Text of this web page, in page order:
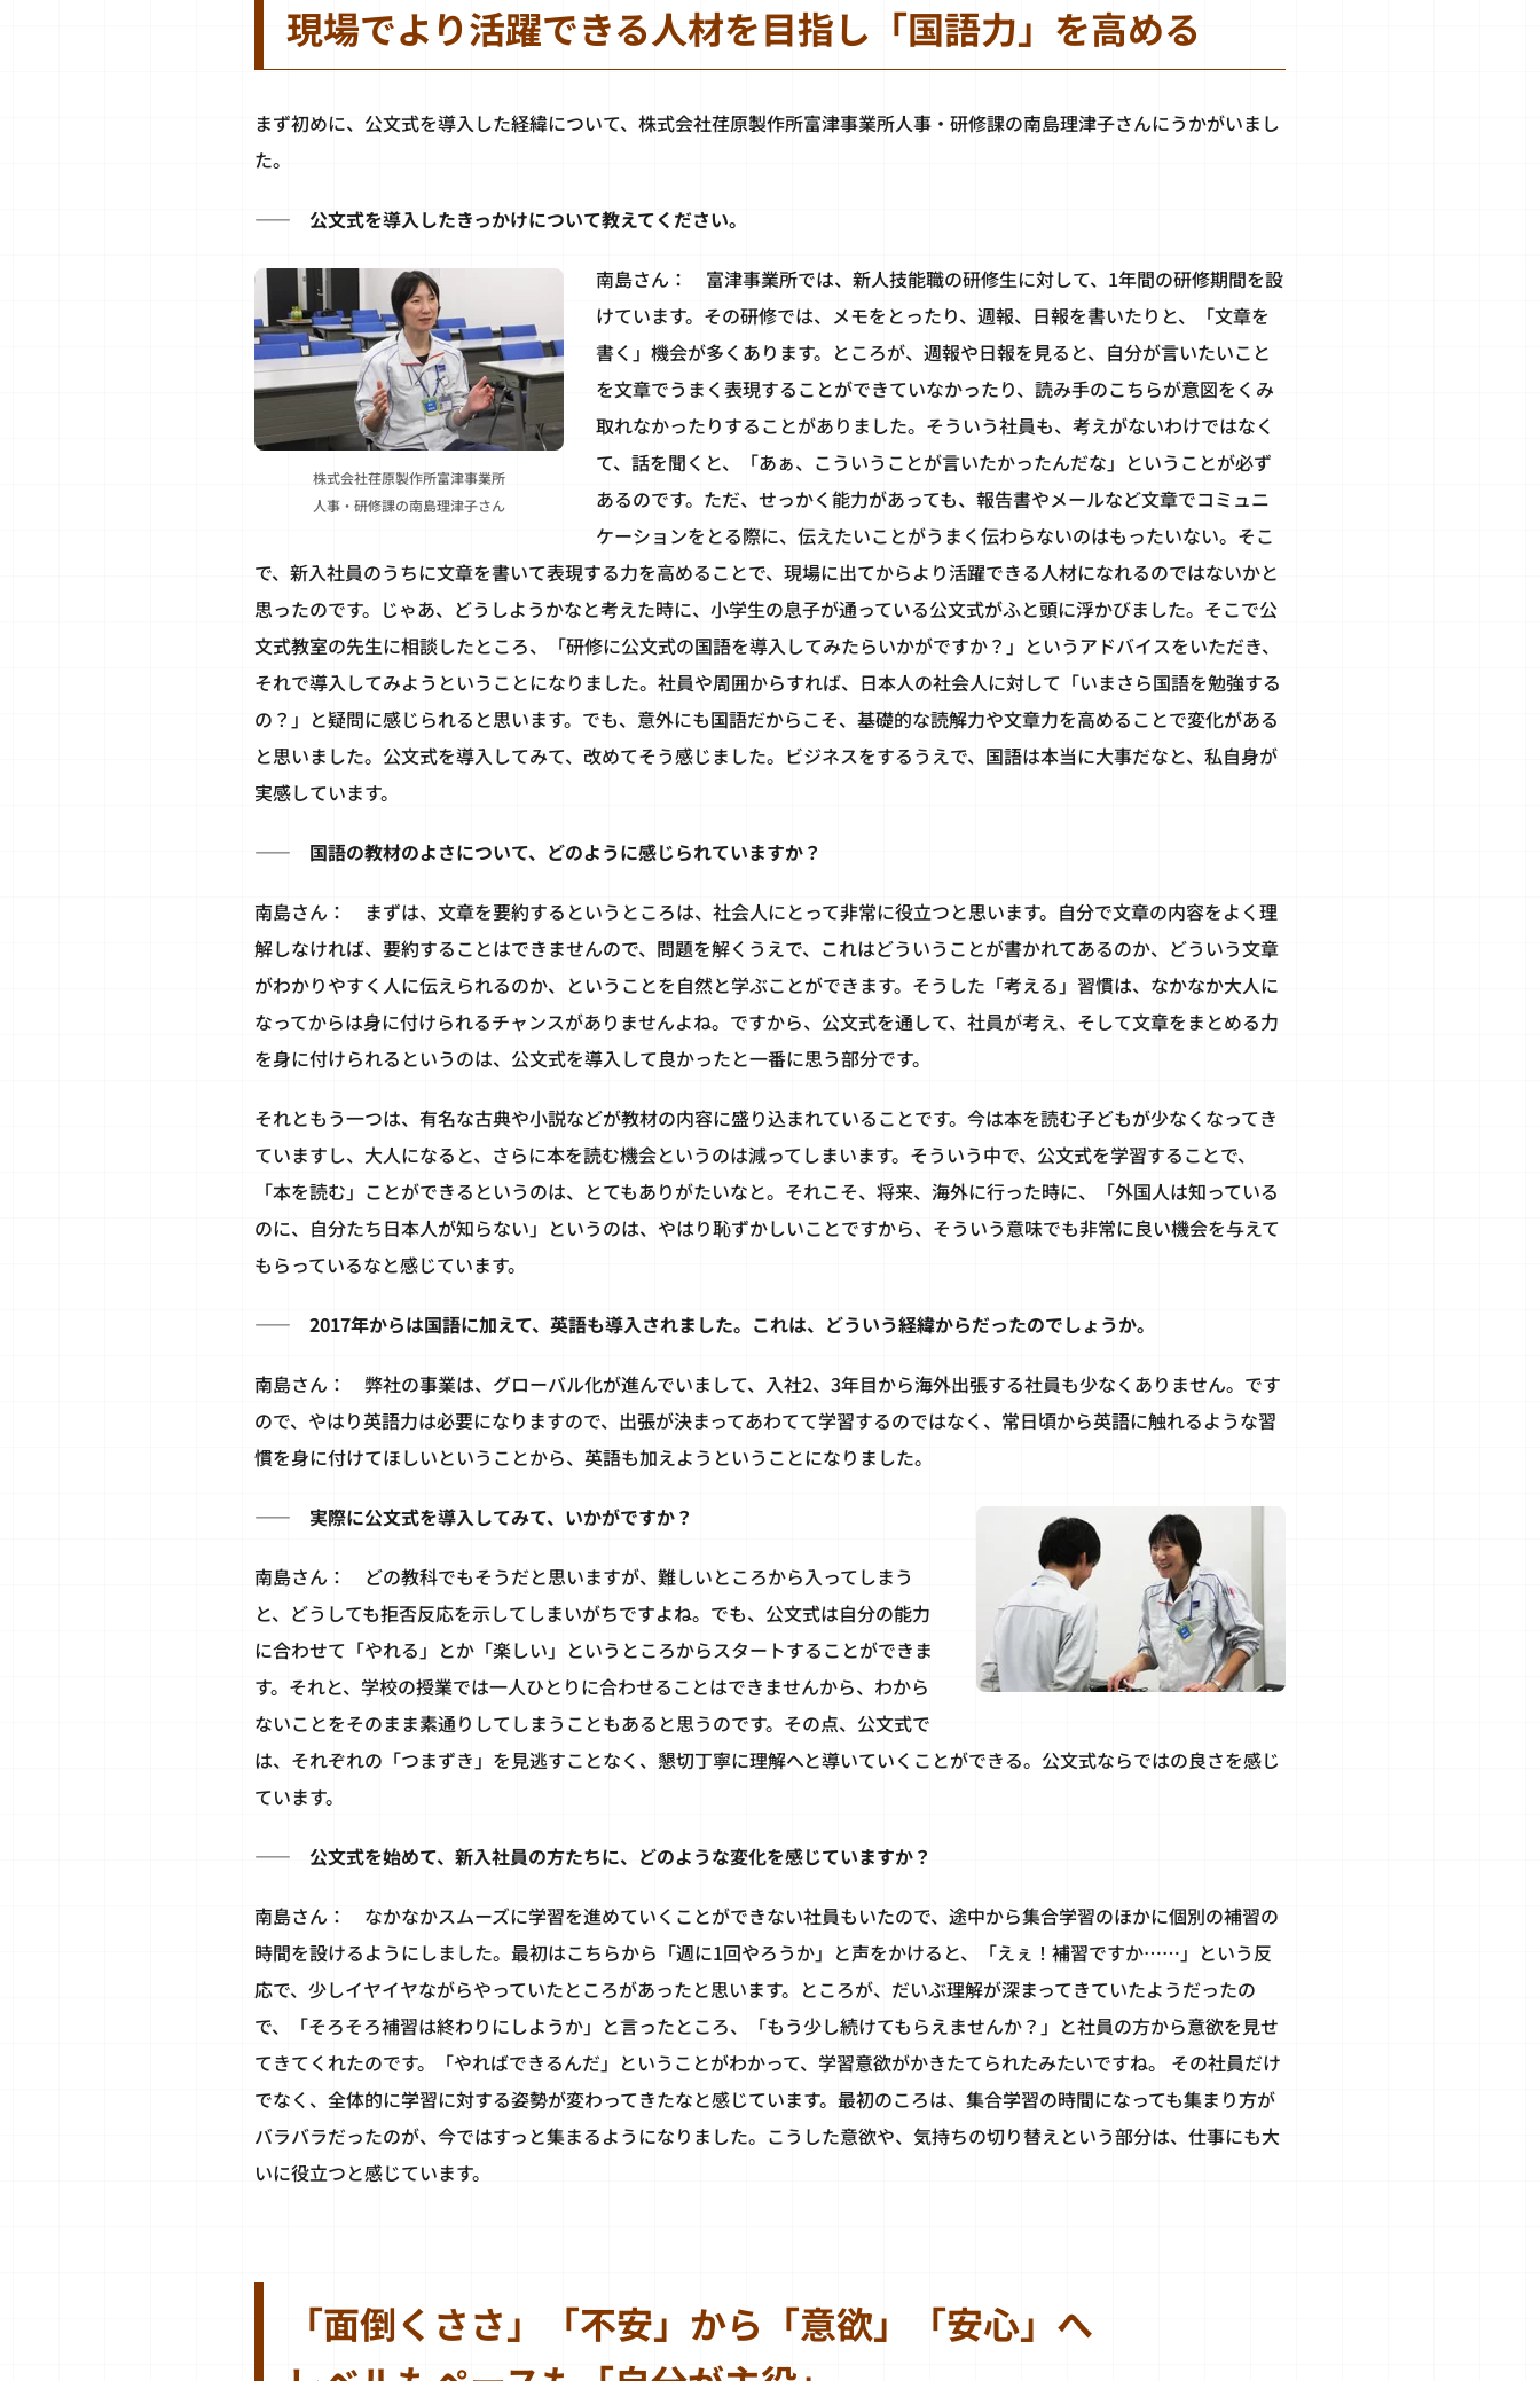
現場でより活躍できる人材を目指し「国語力」を高める
まず初めに、公文式を導入した経緯について、株式会社荏原製作所富津事業所人事・研修課の南島理津子さんにうかがいまし
た。
―― 公文式を導入したきっかけについて教えてください。
株式会社荏原製作所富津事業所
人事・研修課の南島理津子さん
南島さん： 富津事業所では、新人技能職の研修生に対して、1年間の研修期間を設
けています。その研修では、メモをとったり、週報、日報を書いたりと、「文章を
書く」機会が多くあります。ところが、週報や日報を見ると、自分が言いたいこと
を文章でうまく表現することができていなかったり、読み手のこちらが意図をくみ
取れなかったりすることがありました。そういう社員も、考えがないわけではなく
て、話を聞くと、「あぁ、こういうことが言いたかったんだな」ということが必ず
あるのです。ただ、せっかく能力があっても、報告書やメールなど文章でコミュニ
ケーションをとる際に、伝えたいことがうまく伝わらないのはもったいない。そこ
で、新入社員のうちに文章を書いて表現する力を高めることで、現場に出てからより活躍できる人材になれるのではないかと
思ったのです。じゃあ、どうしようかなと考えた時に、小学生の息子が通っている公文式がふと頭に浮かびました。そこで公
文式教室の先生に相談したところ、「研修に公文式の国語を導入してみたらいかがですか？」というアドバイスをいただき、
それで導入してみようということになりました。社員や周囲からすれば、日本人の社会人に対して「いまさら国語を勉強する
の？」と疑問に感じられると思います。でも、意外にも国語だからこそ、基礎的な読解力や文章力を高めることで変化がある
と思いました。公文式を導入してみて、改めてそう感じました。ビジネスをするうえで、国語は本当に大事だなと、私自身が
実感しています。
―― 国語の教材のよさについて、どのように感じられていますか？
南島さん： まずは、文章を要約するというところは、社会人にとって非常に役立つと思います。自分で文章の内容をよく理
解しなければ、要約することはできませんので、問題を解くうえで、これはどういうことが書かれてあるのか、どういう文章
がわかりやすく人に伝えられるのか、ということを自然と学ぶことができます。そうした「考える」習慣は、なかなか大人に
なってからは身に付けられるチャンスがありませんよね。ですから、公文式を通して、社員が考え、そして文章をまとめる力
を身に付けられるというのは、公文式を導入して良かったと一番に思う部分です。
それともう一つは、有名な古典や小説などが教材の内容に盛り込まれていることです。今は本を読む子どもが少なくなってき
ていますし、大人になると、さらに本を読む機会というのは減ってしまいます。そういう中で、公文式を学習することで、
「本を読む」ことができるというのは、とてもありがたいなと。それこそ、将来、海外に行った時に、「外国人は知っている
のに、自分たち日本人が知らない」というのは、やはり恥ずかしいことですから、そういう意味でも非常に良い機会を与えて
もらっているなと感じています。
―― 2017年からは国語に加えて、英語も導入されました。これは、どういう経緯からだったのでしょうか。
南島さん： 弊社の事業は、グローバル化が進んでいまして、入社2、3年目から海外出張する社員も少なくありません。です
ので、やはり英語力は必要になりますので、出張が決まってあわてて学習するのではなく、常日頃から英語に触れるような習
慣を身に付けてほしいということから、英語も加えようということになりました。
―― 実際に公文式を導入してみて、いかがですか？
南島さん： どの教科でもそうだと思いますが、難しいところから入ってしまう
と、どうしても拒否反応を示してしまいがちですよね。でも、公文式は自分の能力
に合わせて「やれる」とか「楽しい」というところからスタートすることができま
す。それと、学校の授業では一人ひとりに合わせることはできませんから、わから
ないことをそのまま素通りしてしまうこともあると思うのです。その点、公文式で
は、それぞれの「つまずき」を見逃すことなく、懇切丁寧に理解へと導いていくことができる。公文式ならではの良さを感じ
ています。
―― 公文式を始めて、新入社員の方たちに、どのような変化を感じていますか？
南島さん： なかなかスムーズに学習を進めていくことができない社員もいたので、途中から集合学習のほかに個別の補習の
時間を設けるようにしました。最初はこちらから「週に1回やろうか」と声をかけると、「えぇ！補習ですか……」という反
応で、少しイヤイヤながらやっていたところがあったと思います。ところが、だいぶ理解が深まってきていたようだったの
で、「そろそろ補習は終わりにしようか」と言ったところ、「もう少し続けてもらえませんか？」と社員の方から意欲を見せ
てきてくれたのです。「やればできるんだ」ということがわかって、学習意欲がかきたてられたみたいですね。 その社員だけ
でなく、全体的に学習に対する姿勢が変わってきたなと感じています。最初のころは、集合学習の時間になっても集まり方が
バラバラだったのが、今ではすっと集まるようになりました。こうした意欲や、気持ちの切り替えという部分は、仕事にも大
いに役立つと感じています。
「面倒くささ」「不安」から「意欲」「安心」へ